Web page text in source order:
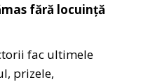
fără locuință
fac ultimele
prizele,